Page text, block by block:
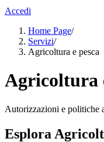
Accedi
Home Page/
Servizi/
Agricoltura e pesca
Agricoltura
Autorizzazioni e politiche
Esplora